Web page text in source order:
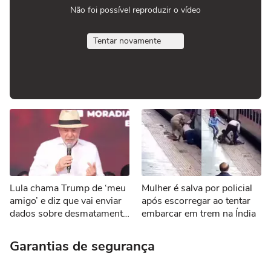
Não foi possível reproduzir o vídeo
Tentar novamente
Lula chama Trump de ‘meu
amigo’ e diz que vai enviar
dados sobre desmatamento
Mulher é salva por policial
após escorregar ao tentar
embarcar em trem na Índia
Garantias de segurança